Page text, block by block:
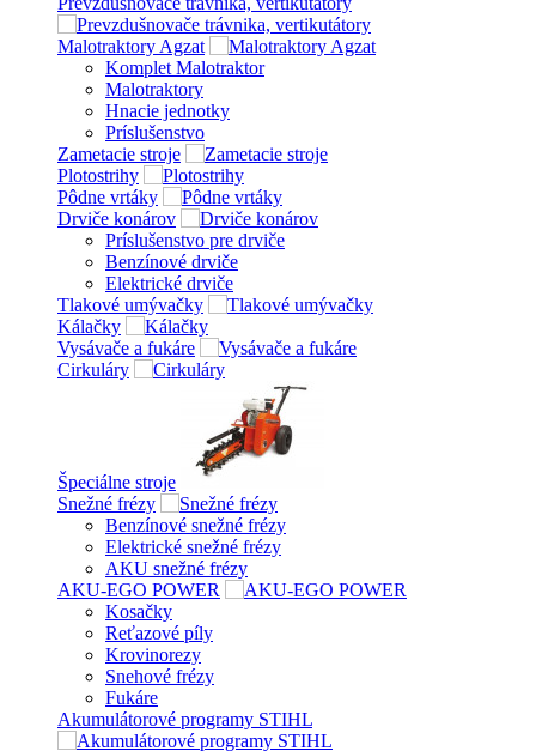
Malotraktory Agzat
Komplet Malotraktor
Malotraktory
Hnacie jednotky
Príslušenstvo
Zametacie stroje
Plotostrihy
Pôdne vrtáky
Drviče konárov
Príslušenstvo pre drviče
Benzínové drviče
Elektrické drviče
Tlakové umývačky
Kálačky
Vysávače a fukáre
Cirkuláry
Špeciálne stroje
Snežné frézy
Benzínové snežné frézy
Elektrické snežné frézy
AKU snežné frézy
AKU-EGO POWER
Kosačky
Reťazové píly
Krovinorezy
Snehové frézy
Fukáre
Akumulátorové programy STIHL